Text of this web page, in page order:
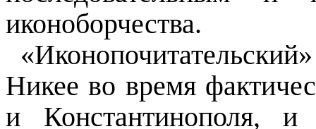
иконоборчества.
Никее во время
и Константинополя,